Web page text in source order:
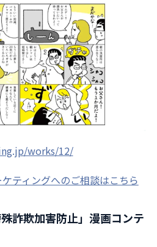
works/12/
ティングへのご相談はこちら
詐欺加害防止」漫画コンテ